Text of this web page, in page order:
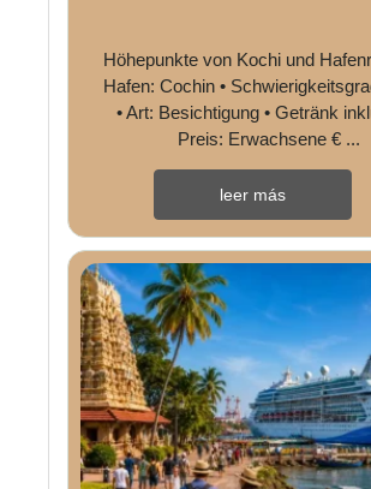
Höhepunkte von Kochi und
Hafen: Cochin •
• Art: Besichtigung • Getränk
Preis: Erwachsene € ...
leer más